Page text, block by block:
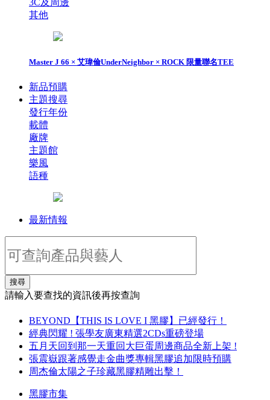
其他
Master J 66 × 艾瑋倫UnderNeighbor × ROCK 限量聯名TEE
新品預購
主題搜尋
發行年份
載體
廠牌
主題館
樂風
語種
最新情報
搜尋
請輸入要查找的資訊後再按查詢
BEYOND【THIS IS LOVE I 黑膠】已經發行！
經典閃耀 ! 張學友廣東精選2CDs重磅登場
五月天回到那一天重回大巨蛋周邊商品全新上架 !
張震嶽跟著感覺走金曲獎專輯黑膠追加限時預購
周杰倫太陽之子珍藏黑膠精雕出擊！
黑膠市集